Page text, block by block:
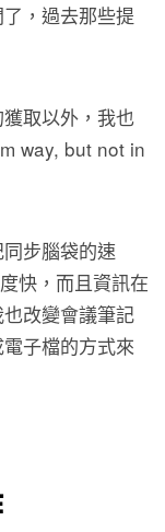
，過去那些提
取以外，我也
way, but not in
步腦袋的速
快，而且資訊在
改變會議筆記
子檔的方式來